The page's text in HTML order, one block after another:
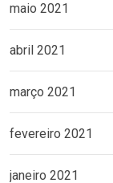
maio 2021
abril 2021
março 2021
fevereiro 2021
janeiro 2021